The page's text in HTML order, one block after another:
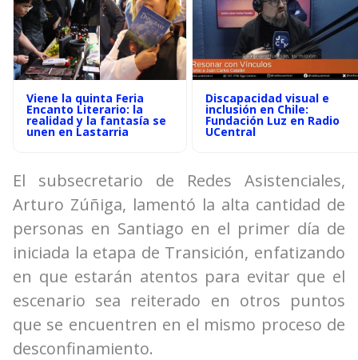
Viene la quinta Feria
Encanto Literario: la
realidad y la fantasía se
unen en Lastarria
Discapacidad visual e
inclusión en Chile:
Fundación Luz en Radio
UCentral
El subsecretario de Redes Asistenciales,
Arturo Zúñiga, lamentó la alta cantidad de
personas en Santiago en el primer día de
iniciada la etapa de Transición, enfatizando
en que estarán atentos para evitar que el
escenario sea reiterado en otros puntos
que se encuentren en el mismo proceso de
desconfinamiento.